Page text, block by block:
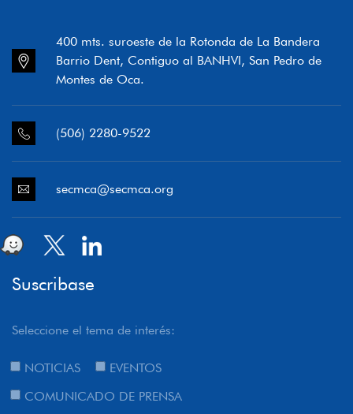
400 mts. suroeste de la Rotonda de La Bandera
Barrio Dent, Contiguo al BANHVI, San Pedro de
Montes de Oca.
(506) 2280-9522
secmca@secmca.org
Suscribase
Seleccione el tema de interés:
NOTICIAS
EVENTOS
COMUNICADO DE PRENSA